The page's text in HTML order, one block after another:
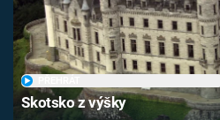
Skotsko z výšky